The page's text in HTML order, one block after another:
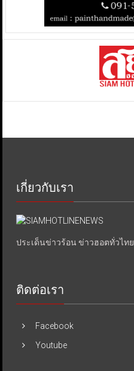
เกี่ยวกับเรา
ประเด็นข่าวร้อน ข่าวฮอตทั่วไทย.
ติดต่อเรา
Facebook
Youtube